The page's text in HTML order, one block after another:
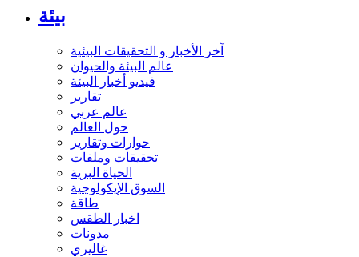
بيئة
آخر الأخبار و التحقيقات البيئية
عالم البيئة والحيوان
فيديو أخبار البيئة
تقارير
عالم عربي
حول العالم
حوارات وتقارير
تحقيقات وملفات
الحياة البرية
السوق الإيكولوجية
طاقة
اخبار الطقس
مدونات
غاليري